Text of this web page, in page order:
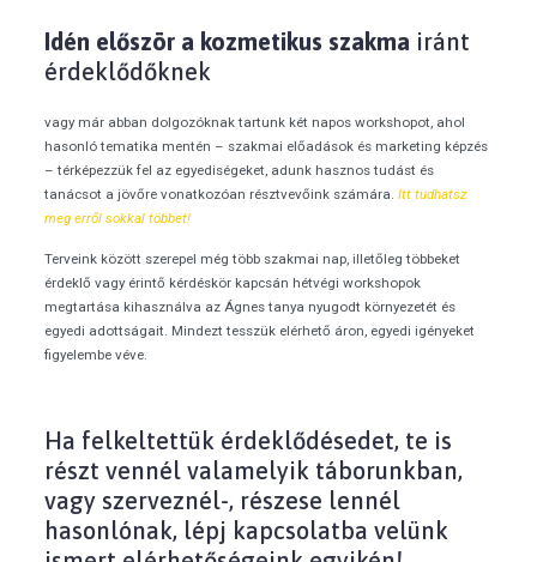
Idén először a kozmetikus szakma iránt
érdeklődőknek
vagy már abban dolgozóknak tartunk két napos workshopot, ahol
hasonló tematika mentén – szakmai előadások és marketing képzés
– térképezzük fel az egyediségeket, adunk hasznos tudást és
tanácsot a jövőre vonatkozóan résztvevőink számára. Itt tudhatsz
meg erről sokkal többet!
Terveink között szerepel még több szakmai nap, illetőleg többeket
érdeklő vagy érintő kérdéskör kapcsán hétvégi workshopok
megtartása kihasználva az Ágnes tanya nyugodt környezetét és
egyedi adottságait. Mindezt tesszük elérhető áron, egyedi igényeket
figyelembe véve.
Ha felkeltettük érdeklődésedet, te is
részt vennél valamelyik táborunkban,
vagy szerveznél-, részese lennél
hasonlónak, lépj kapcsolatba velünk